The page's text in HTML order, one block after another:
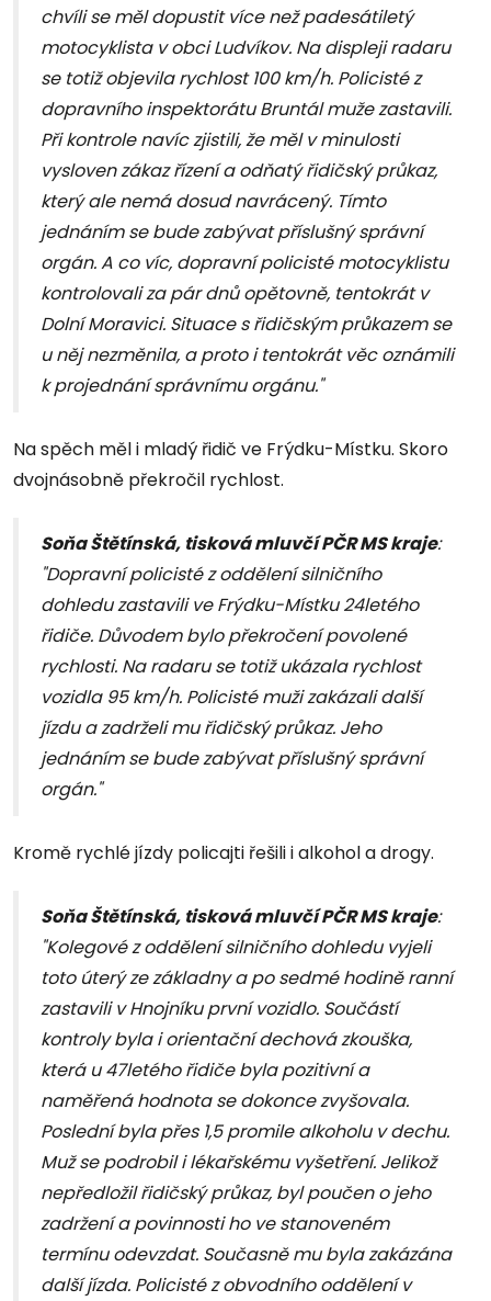
chvíli se měl dopustit více než padesátiletý
motocyklista v obci Ludvíkov. Na displeji radaru
se totiž objevila rychlost 100 km/h. Policisté z
dopravního inspektorátu Bruntál muže zastavili.
Při kontrole navíc zjistili, že měl v minulosti
vysloven zákaz řízení a odňatý řidičský průkaz,
který ale nemá dosud navrácený. Tímto
jednáním se bude zabývat příslušný správní
orgán. A co víc, dopravní policisté motocyklistu
kontrolovali za pár dnů opětovně, tentokrát v
Dolní Moravici. Situace s řidičským průkazem se
u něj nezměnila, a proto i tentokrát věc oznámili
k projednání správnímu orgánu."
Na spěch měl i mladý řidič ve Frýdku-Místku. Skoro
dvojnásobně překročil rychlost.
Soňa Štětínská, tisková mluvčí PČR MS kraje:
"Dopravní policisté z oddělení silničního
dohledu zastavili ve Frýdku-Místku 24letého
řidiče. Důvodem bylo překročení povolené
rychlosti. Na radaru se totiž ukázala rychlost
vozidla 95 km/h. Policisté muži zakázali další
jízdu a zadrželi mu řidičský průkaz. Jeho
jednáním se bude zabývat příslušný správní
orgán."
Kromě rychlé jízdy policajti řešili i alkohol a drogy.
Soňa Štětínská, tisková mluvčí PČR MS kraje:
"Kolegové z oddělení silničního dohledu vyjeli
toto úterý ze základny a po sedmé hodině ranní
zastavili v Hnojníku první vozidlo. Součástí
kontroly byla i orientační dechová zkouška,
která u 47letého řidiče byla pozitivní a
naměřená hodnota se dokonce zvyšovala.
Poslední byla přes 1,5 promile alkoholu v dechu.
Muž se podrobil i lékařskému vyšetření. Jelikož
nepředložil řidičský průkaz, byl poučen o jeho
zadržení a povinnosti ho ve stanoveném
termínu odevzdat. Současně mu byla zakázána
další jízda. Policisté z obvodního oddělení v